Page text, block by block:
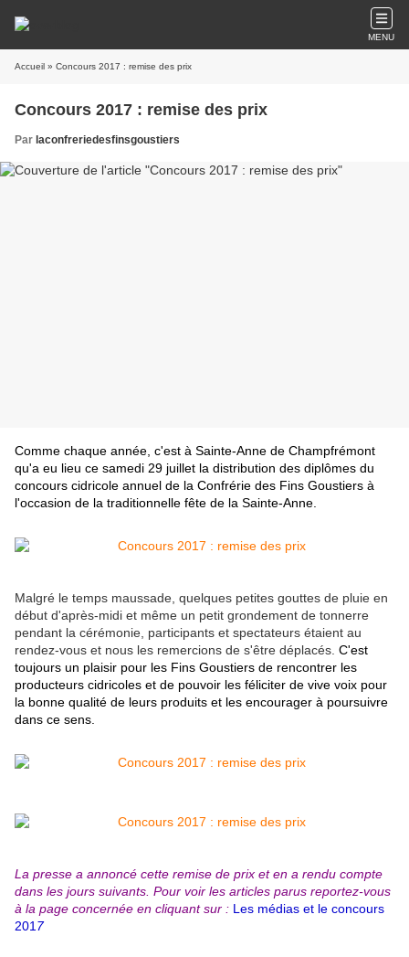
MENU
Accueil » Concours 2017 : remise des prix
Concours 2017 : remise des prix
Par laconfreriedesfinsgoustiers
Comme chaque année, c'est à Sainte-Anne de Champfrémont
qu'a eu lieu ce samedi 29 juillet la distribution des diplômes du
concours cidricole annuel de la Confrérie des Fins Goustiers à
l'occasion de la traditionnelle fête de la Sainte-Anne.
Malgré le temps maussade, quelques petites gouttes de pluie en
début d'après-midi et même un petit grondement de tonnerre
pendant la cérémonie, participants et spectateurs étaient au
rendez-vous et nous les remercions de s'être déplacés. C'est
toujours un plaisir pour les Fins Goustiers de rencontrer les
producteurs cidricoles et de pouvoir les féliciter de vive voix pour
la bonne qualité de leurs produits et les encourager à poursuivre
dans ce sens.
La presse a annoncé cette remise de prix et en a rendu compte
dans les jours suivants. Pour voir les articles parus reportez-vous
à la page concernée en cliquant sur : Les médias et le concours
201 7